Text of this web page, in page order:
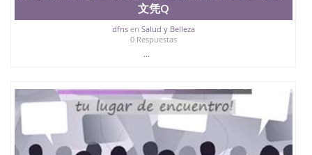
文凭Q
dfnsen Salud y Belleza
0 Respuestas
...